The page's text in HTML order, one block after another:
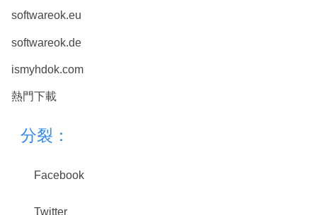
softwareok.eu
softwareok.de
ismyhdok.com
熱門下載
分裂：
Facebook
Twitter